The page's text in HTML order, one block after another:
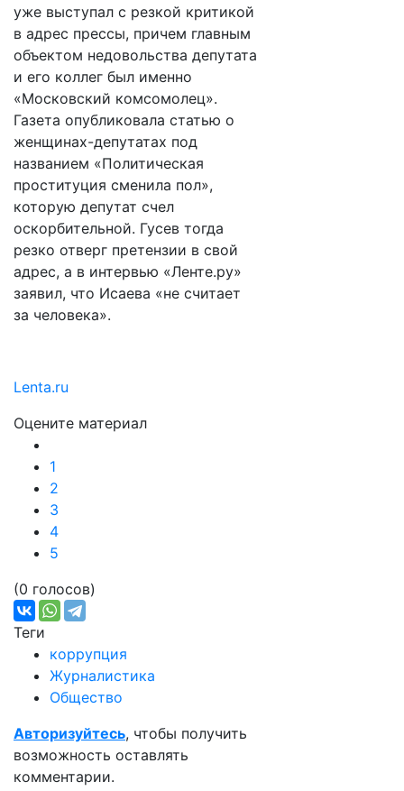
уже выступал с резкой критикой
в адрес прессы, причем главным
объектом недовольства депутата
и его коллег был именно
«Московский комсомолец».
Газета опубликовала статью о
женщинах-депутатах под
названием «Политическая
проституция сменила пол»,
которую депутат счел
оскорбительной. Гусев тогда
резко отверг претензии в свой
адрес, а в интервью «Ленте.ру»
заявил, что Исаева «не считает
за человека».
Lenta.ru
Оцените материал
1
2
3
4
5
(0 голосов)
Теги
коррупция
Журналистика
Общество
Авторизуйтесь, чтобы получить
возможность оставлять
комментарии.